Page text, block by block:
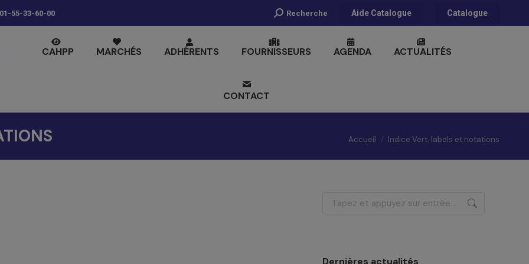
01-55-33-60-00
Recherche
Recherche Aide Catalogue Catalogue
CAHPP MARCHÉS ADHÉRENTS FOURNISSEURS AGENDA ACTUALITÉS
CONTACT
Vous êtes ici :
Accueil Indice Vert, labels et notations
Recherche
Dernières actualités